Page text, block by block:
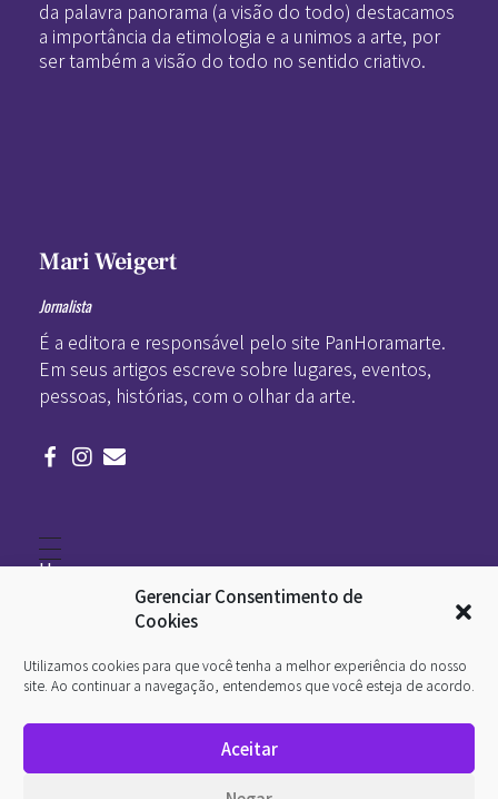
Gerenciar Consentimento de
Cookies
Utilizamos cookies para que você tenha a melhor experiência do nosso
site. Ao continuar a navegação, entendemos que você esteja de acordo.
Aceitar
da palavra panorama (a visão do todo) destacamos
a importância da etimologia e a unimos a arte, por
ser também a visão do todo no sentido criativo.
Mari Weigert
Jornalista
É a editora e responsável pelo site PanHoramarte.
Em seus artigos escreve sobre lugares, eventos,
pessoas, histórias, com o olhar da arte.
Home
Arte
O que é arte
InternetArt
Quem somos
© 2026 Pan-Horamarte - Porque vida é arte. Porque